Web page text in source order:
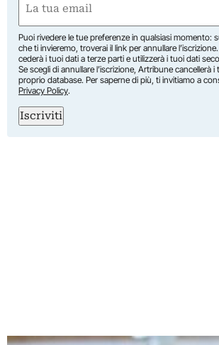
(Obbligatorio)
Puoi rivedere le tue preferenze in qualsiasi momento:
che ti invieremo, troverai il link per annullare
cederà i tuoi dati a terze parti e utilizzerà i tuoi dati
Se scegli di annullare l’iscrizione, Artribune cancellerà
proprio database. Per saperne di più, ti invitiamo a
Privacy Policy.
Iscriviti